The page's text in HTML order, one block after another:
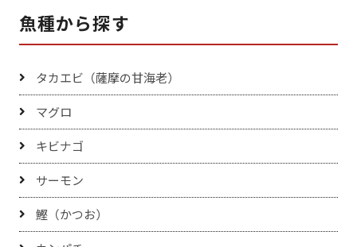
魚種から探す
タカエビ（薩摩の甘海老）
マグロ
キビナゴ
サーモン
鰹（かつお）